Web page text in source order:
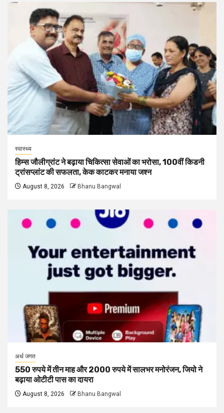
स्वास्थ्य
हिम्स जौलीग्रांट ने बढ़ाया चिकित्सा सेवाओं का भरोसा, 100वीं किडनी
ट्रांसप्लांट की सफलता, केक काटकर मनाया जश्न
August 8, 2026 Bhanu Bangwal
अर्थ जगत
550 रुपये में तीन माह और 2000 रुपये में सालभर मनोरंजन, जियो ने
बढ़ाया ओटीटी पास का दायरा
August 8, 2026 Bhanu Bangwal